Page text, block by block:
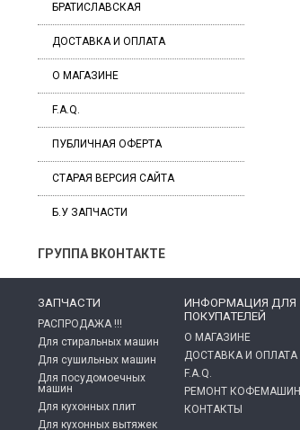
БРАТИСЛАВСКАЯ
ДОСТАВКА И ОПЛАТА
О МАГАЗИНЕ
F.A.Q.
ПУБЛИЧНАЯ ОФЕРТА
СТАРАЯ ВЕРСИЯ САЙТА
Б.У ЗАПЧАСТИ
ГРУППА ВКОНТАКТЕ
ЗАПЧАСТИ
РАСПРОДАЖА !!!
Для стиральных машин
Для сушильных машин
Для посудомоечных
машин
Для кухонных плит
Для кухонных вытяжек
ИНФОРМАЦИЯ ДЛЯ
ПОКУПАТЕЛЕЙ
О МАГАЗИНЕ
ДОСТАВКА И ОПЛАТА
F.A.Q.
РЕМОНТ КОФЕМАШИН
КОНТАКТЫ